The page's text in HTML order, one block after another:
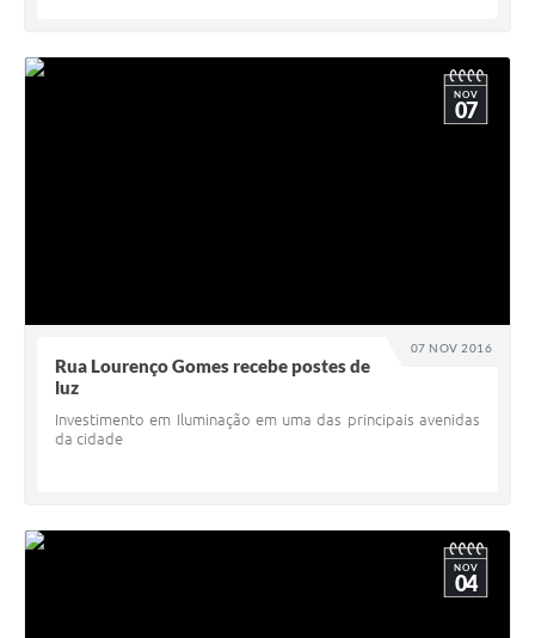
07 NOV 2016
NOV
07
Rua Lourenço Gomes recebe postes de
luz
Investimento em Iluminação em uma das principais avenidas
da cidade
NOV
04